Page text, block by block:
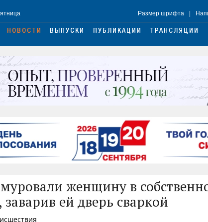
Размер шрифта
НОВОСТИ ВЫПУСКИ ПУБЛИКАЦИИ ТРАНСЛЯЦИИ
женщину в
заварив ей дверь сваркой